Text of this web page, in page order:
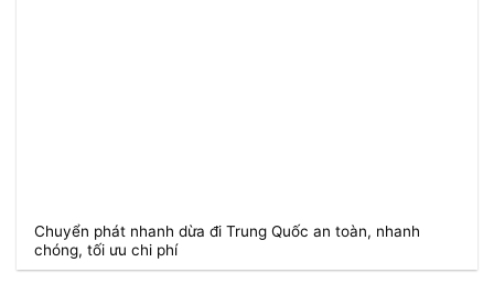
Chuyển phát nhanh dừa đi Trung Quốc an toàn, nhanh
chóng, tối ưu chi phí